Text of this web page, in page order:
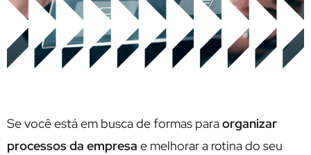
Se você está em busca de formas paraorganizar
processos da empresa e melhorar a rotina do seu